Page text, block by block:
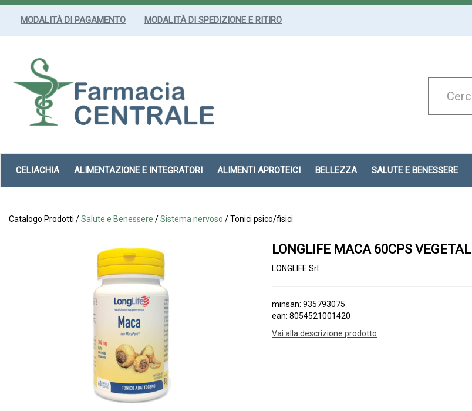
Passa
MODALITÀ DI PAGAMENTO MODALITÀ DI SPEDIZIONE E RITIRO
Prodotto
CELIACHIA ALIMENTAZIONE E INTEGRATORI ALIMENTI APROTEICI BELLEZZA SALUTE E BENESSERE
Catalogo Prodotti /Salute e Benessere /Sistema nervoso /Tonici psico/fisici
LONGLIFE MACA 60CPS VEGETALI
LONGLIFE Srl
minsan: 935793075
ean: 8054521001420
Vai alla descrizione prodotto